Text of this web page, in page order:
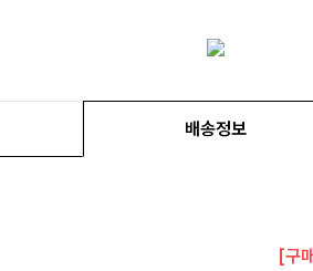
배송정보
[구